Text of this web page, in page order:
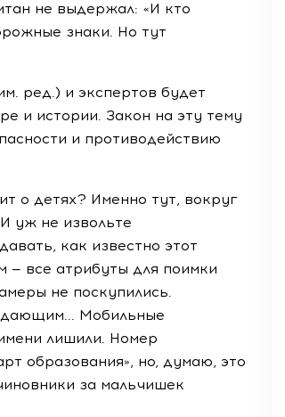
не выдержал: «И кто
знаки. Но тут
ред.) и экспертов будет
и истории. Закон на эту тему
и противодействию
о детях? Именно тут, вокруг
уж не извольте
как известно этот
— все атрибуты для поимки
не поскупились.
Мобильные
лишили. Номер
образования», но, думаю, это
за мальчишек